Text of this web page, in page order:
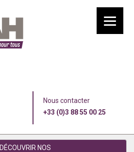
Nous contacter
+33 (0)3 88 55 00 25
DÉCOUVRIR NOS